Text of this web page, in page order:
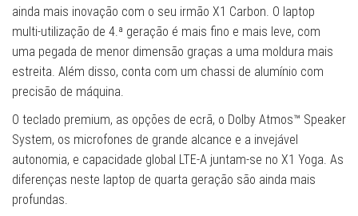
ainda mais inovação com o seu irmão X1 Carbon. O laptop
multi-utilização de 4.ª geração é mais fino e mais leve, com
uma pegada de menor dimensão graças a uma moldura mais
estreita. Além disso, conta com um chassi de alumínio com
precisão de máquina.
O teclado premium, as opções de ecrã, o Dolby Atmos™ Speaker
System, os microfones de grande alcance e a invejável
autonomia, e capacidade global LTE-A juntam-se no X1 Yoga. As
diferenças neste laptop de quarta geração são ainda mais
profundas.